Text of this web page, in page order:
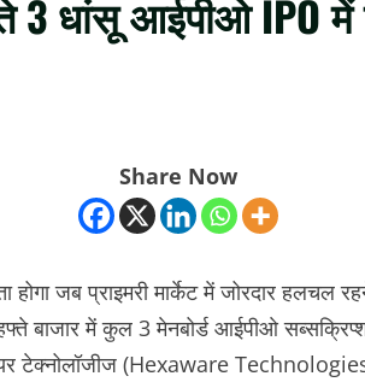
3 धांसू आईपीओ IPO में
Share Now
जब प्राइमरी मार्केट में जोरदार हलचल
बाजार में कुल 3 मेनबोर्ड आईपीओ
टेक्नोलॉजीज (Hexaware